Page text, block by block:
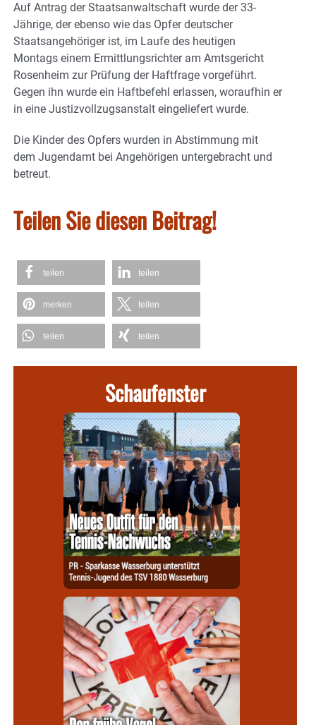
Auf Antrag der Staatsanwaltschaft wurde der 33-
Jährige, der ebenso wie das Opfer deutscher
Staatsangehöriger ist, im Laufe des heutigen
Montags einem Ermittlungsrichter am Amtsgericht
Rosenheim zur Prüfung der Haftfrage vorgeführt.
Gegen ihn wurde ein Haftbefehl erlassen, woraufhin er
in eine Justizvollzugsanstalt eingeliefert wurde.
Die Kinder des Opfers wurden in Abstimmung mit
dem Jugendamt bei Angehörigen untergebracht und
betreut.
Teilen Sie diesen Beitrag!
teilen teilen
merken teilen
teilen teilen
Schaufenster